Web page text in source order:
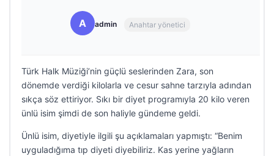
A admin Anahtar yönetici
Türk Halk Müziği’nin güçlü seslerinden Zara, son
dönemde verdiği kilolarla ve cesur sahne tarzıyla adından
sıkça söz ettiriyor. Sıkı bir diyet programıyla 20 kilo veren
ünlü isim şimdi de son haliyle gündeme geldi.
Ünlü isim, diyetiyle ilgili şu açıklamaları yapmıştı: “Benim
uyguladığıma tıp diyeti diyebiliriz. Kas yerine yağların